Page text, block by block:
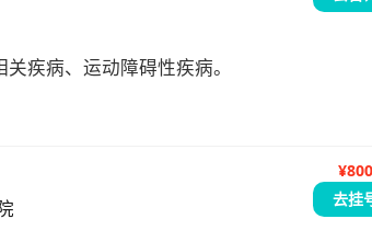
疾病、运动障碍性疾病。
¥800
去挂